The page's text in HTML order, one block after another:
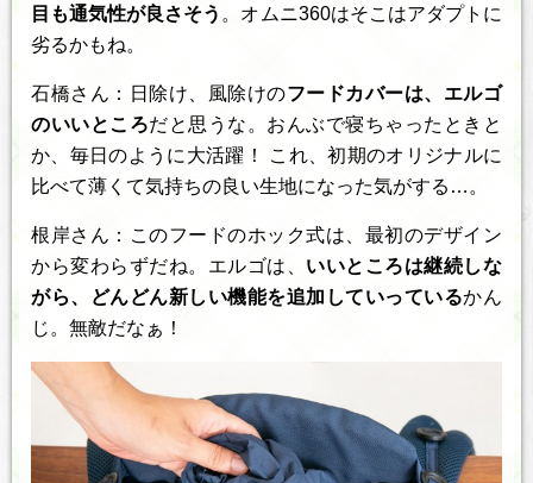
目も通気性が良さそう 。オムニ360はそこはアダプトに
劣るかもね。
石橋さん：日除け、風除けのフードカバーは、エルゴ
のいいところだと思うな。おんぶで寝ちゃったときと
か、毎日のように大活躍！ これ、初期のオリジナルに
比べて薄くて気持ちの良い生地になった気がする…。
根岸さん：このフードのホック式は、最初のデザイン
から変わらずだね。エルゴは、 いいところは継続しな
がら、どんどん新しい機能を追加していっているかん
じ。無敵だなぁ！